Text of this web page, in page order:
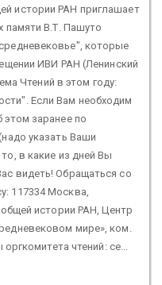
истории РАН приглашает
памяти В.Т. Пашуто
которые
ИВИ РАН (Ленинский
Чтений в этом году:
Если Вам необходим
этом заранее по
указать Ваши
в какие из дней Вы
видеть! Обращаться со
117334 Москва,
истории РАН, Центр
мире», ком.
чтений: ce...